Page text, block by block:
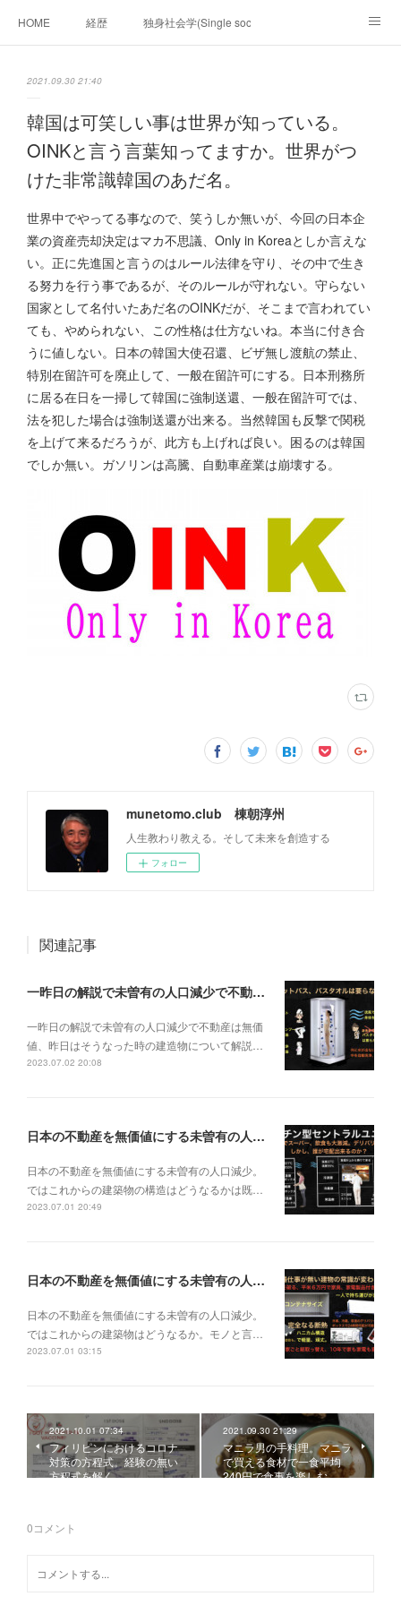
HOME 経歴 独身社会学(Single sociology)と高齢化社会学
移動出来て、工場で作る建物。未来２１００研究所
フィリピンの問題点 フィリピンの歴史
フィリピン経済談義 ファッションを考える 漫画
未来２１００研究所他のアイデアマニラ男の手料理 総集編
https://globalclub.amebaownd.com/
2021.09.30 21:40
韓国は可笑しい事は世界が知っている。
OINKと言う言葉知ってますか。世界がつ
けた非常識韓国のあだ名。
世界中でやってる事なので、笑うしか無いが、今回の日本企
業の資産売却決定はマカ不思議、Only in Koreaとしか言えな
い。正に先進国と言うのはルール法律を守り、その中で生き
る努力を行う事であるが、そのルールが守れない。守らない
国家として名付いたあだ名のOINKだが、そこまで言われてい
ても、やめられない、この性格は仕方ないね。本当に付き合
うに値しない。日本の韓国大使召還、ビザ無し渡航の禁止、
特別在留許可を廃止して、一般在留許可にする。日本刑務所
に居る在日を一掃して韓国に強制送還、一般在留許可では、
法を犯した場合は強制送還が出来る。当然韓国も反撃で関税
を上げて来るだろうが、此方も上げれば良い。困るのは韓国
でしか無い。ガソリンは高騰、自動車産業は崩壊する。
munetomo.club 棟朝淳州
人生教わり教える。そして未来を創造する
フォロー
関連記事
一昨日の解説で未曽有の人口減少で不動産は無価値、昨日はそうなった時の建造物について解説、今日からはその設備について解説をして行く。
一昨日の解説で未曽有の人口減少で不動産は無価
値、昨日はそうなった時の建造物について解説…
2023.07.02 20:08
日本の不動産を無価値にする未曽有の人口減少。ではこれからの建築物の構造はどうなるかは既に解説した。今はその内部の内容。その1
日本の不動産を無価値にする未曽有の人口減少。
ではこれからの建築物の構造はどうなるかは既…
2023.07.01 20:49
日本の不動産を無価値にする未曽有の人口減少。ではこれからの建築物はどうなるか。
日本の不動産を無価値にする未曽有の人口減少。
ではこれからの建築物はどうなるか。モノと言…
2023.07.01 03:15
2021.10.01 07:34
フィリピンにおけるコロナ
対策の方程式。経験の無い
方程式を解く。
2021.09.30 21:29
マニラ男の手料理。マニラ
で買える食材で一食平均
240円で食事を楽しむ。…
0コメント